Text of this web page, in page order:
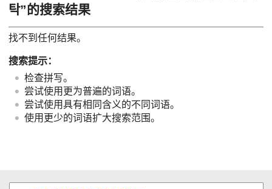
탁”的搜索结果
找不到任何结果。
搜索提示：
检查拼写。
尝试使用更为普遍的词语。
尝试使用具有相同含义的不同词语。
使用更少的词语扩大搜索范围。